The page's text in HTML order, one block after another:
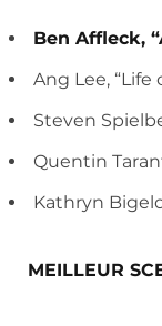
Ben Affleck,
Ang Lee, “Life
Steven
Quentin
Kathryn
MEILLEUR